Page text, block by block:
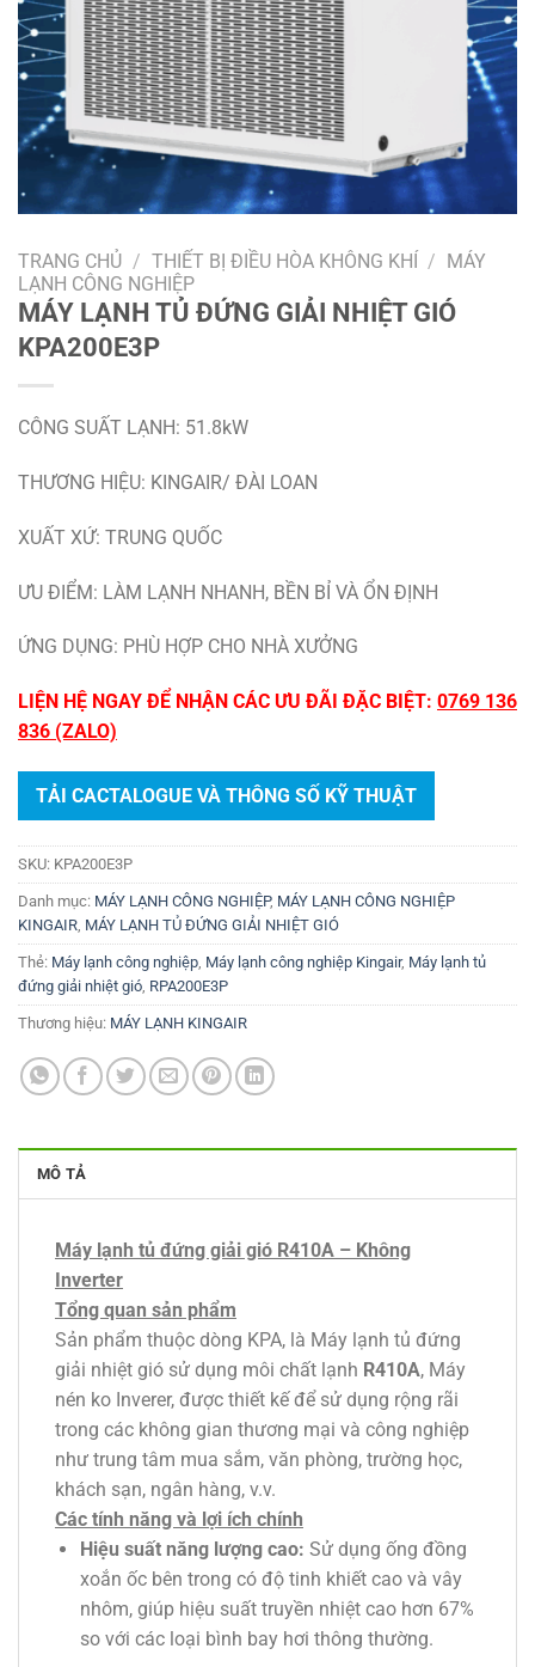
TRANG CHỦ / THIẾT BỊ ĐIỀU HÒA KHÔNG KHÍ /
MÁY
LẠNH CÔNG NGHIỆP
MÁY LẠNH TỦ ĐỨNG GIẢI NHIỆT GIÓ
KPA200E3P
CÔNG SUẤT LẠNH: 51.8kW
THƯƠNG HIỆU: KINGAIR/ ĐÀI LOAN
XUẤT XỨ: TRUNG QUỐC
ƯU ĐIỂM: LÀM LẠNH NHANH, BỀN BỈ VÀ ỔN ĐỊNH
ỨNG DỤNG: PHÙ HỢP CHO NHÀ XƯỞNG
LIỆN HỆ NGAY ĐỂ NHẬN CÁC ƯU ĐÃI ĐẶC BIỆT: 0769 136
836 (ZALO)
TẢI CACTALOGUE VÀ THÔNG SỐ KỸ THUẬT
SKU: KPA200E3P
Danh mục: MÁY LẠNH CÔNG NGHIỆP, MÁY LẠNH CÔNG NGHIỆP
KINGAIR MÁY LẠNH TỦ ĐỨNG GIẢI NHIỆT GIÓ
Thẻ: Máy lạnh công nghiệp Máy lạnh công nghiệp Kingair, Máy lạnh tủ
đứng giải nhiệt gió RPA200E3P
Thương hiệu: MÁY LẠNH KINGAIR
MÔ TẢ
Máy lạnh tủ đứng giải gió R410A – Không
Inverter
Tổng quan sản phẩm
Sản phẩm thuộc dòng KPA, là Máy lạnh tủ đứng
giải nhiệt gió sử dụng môi chất lạnh R410A, Máy
nén ko Inverer, được thiết kế để sử dụng rộng rãi
trong các không gian thương mại và công nghiệp
như trung tâm mua sắm, văn phòng, trường học,
khách sạn, ngân hàng, v.v.
Các tính năng và lợi ích chính
Hiệu suất năng lượng cao: Sử dụng ống đồng
xoắn ốc bên trong có độ tinh khiết cao và vây
nhôm, giúp hiệu suất truyền nhiệt cao hơn 67%
so với các loại bình bay hơi thông thường.